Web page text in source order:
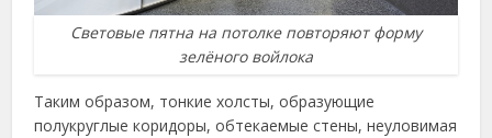
Световые пятна на потолке повторяют форму
зелёного войлока
Таким образом, тонкие холсты, образующие
полукруглые коридоры, обтекаемые стены, неуловимая